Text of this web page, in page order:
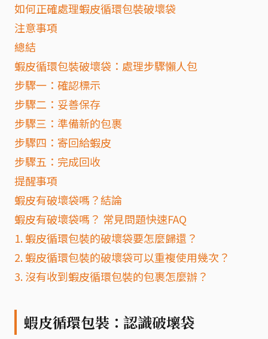
如何正確處理蝦皮循環包裝破壞袋
注意事項
總結
蝦皮循環包裝破壞袋：處理步驟懶人包
步驟一：確認標示
步驟二：妥善保存
步驟三：準備新的包裹
步驟四：寄回給蝦皮
步驟五：完成回收
提醒事項
蝦皮有破壞袋嗎？結論
蝦皮有破壞袋嗎？ 常見問題快速FAQ
1. 蝦皮循環包裝的破壞袋要怎麼歸還？
2. 蝦皮循環包裝的破壞袋可以重複使用幾次？
3. 沒有收到蝦皮循環包裝的包裹怎麼辦？
蝦皮循環包裝：認識破壞袋